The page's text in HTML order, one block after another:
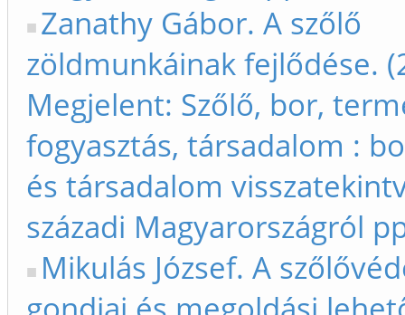
Zanathy Gábor. A szőlő
zöldmunkáinak fejlődése.
Megjelent: Szőlő, bor,
fogyasztás, társadalom :
és társadalom
századi Magyarországról
Mikulás József. A